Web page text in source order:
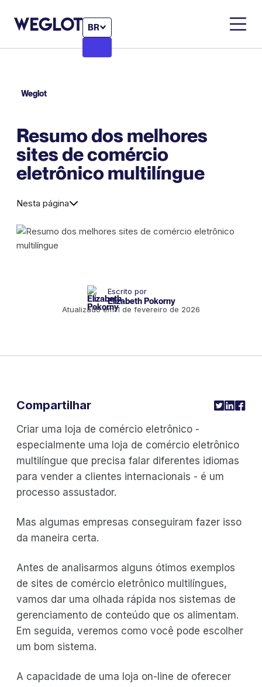
BR
Weglot
Resumo dos melhores
sites de comércio
eletrônico multilíngue
Nesta página
Escrito por
Elizabeth Pokorny
Atualizado em11 de fevereiro de 2026
Criar uma loja de comércio eletrônico -
especialmente uma loja de comércio eletrônico
multilíngue que precisa falar diferentes idiomas
para vender a clientes internacionais - é um
processo assustador.
Mas algumas empresas conseguiram fazer isso
da maneira certa.
Antes de analisarmos alguns ótimos exemplos
de sites de comércio eletrônico multilíngues,
vamos dar uma olhada rápida nos sistemas de
gerenciamento de conteúdo que os alimentam.
Em seguida, veremos como você pode escolher
um bom sistema.
A capacidade de uma loja on-line de oferecer
Compartilhar